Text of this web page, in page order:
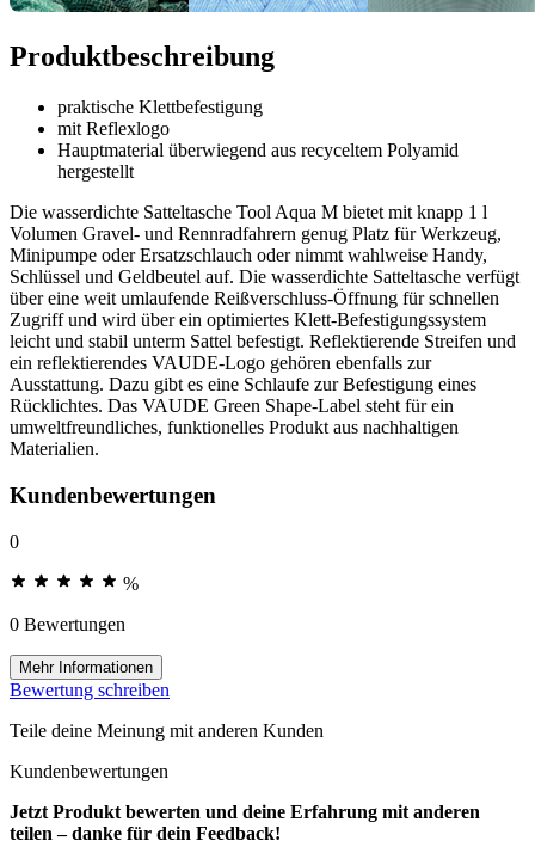
Produktbeschreibung
praktische Klettbefestigung
mit Reflexlogo
Hauptmaterial überwiegend aus recyceltem Polyamid
hergestellt
Die wasserdichte Satteltasche Tool Aqua M bietet mit knapp 1 l
Volumen Gravel- und Rennradfahrern genug Platz für Werkzeug,
Minipumpe oder Ersatzschlauch oder nimmt wahlweise Handy,
Schlüssel und Geldbeutel auf. Die wasserdichte Satteltasche verfügt
über eine weit umlaufende Reißverschluss-Öffnung für schnellen
Zugriff und wird über ein optimiertes Klett-Befestigungssystem
leicht und stabil unterm Sattel befestigt. Reflektierende Streifen und
ein reflektierendes VAUDE-Logo gehören ebenfalls zur
Ausstattung. Dazu gibt es eine Schlaufe zur Befestigung eines
Rücklichtes. Das VAUDE Green Shape-Label steht für ein
umweltfreundliches, funktionelles Produkt aus nachhaltigen
Materialien.
Kundenbewertungen
0
%
0 Bewertungen
Mehr Informationen
Bewertung schreiben
Teile deine Meinung mit anderen Kunden
Kundenbewertungen
Jetzt Produkt bewerten und deine Erfahrung mit anderen
teilen – danke für dein Feedback!